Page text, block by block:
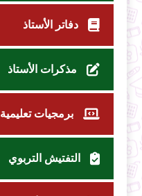
دفاتر الأستاذ
مذكرات الأستاذ
برمجيات تعليمية
التفتيش التربوي